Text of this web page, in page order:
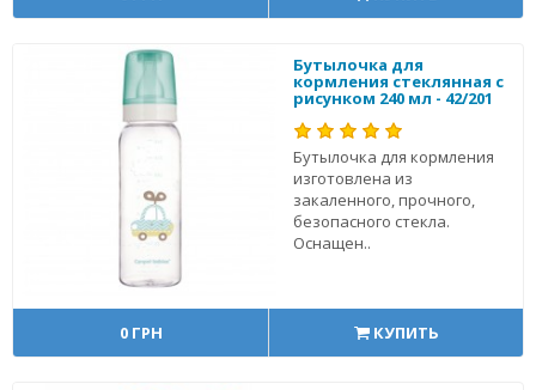
Бутылочка для
кормления стеклянная с
рисунком 240 мл - 42/201
Бутылочка для кормления
изготовлена из
закаленного, прочного,
безопасного стекла.
Оснащен..
0 ГРН КУПИТЬ